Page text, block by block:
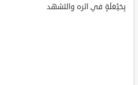
بِحَيْعَلَةٍ في اثره والتشهد